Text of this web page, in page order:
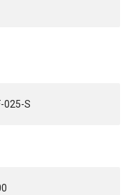
025-S